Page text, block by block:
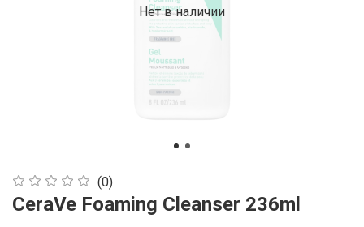
Нет в наличии
(0)
CeraVe Foaming Cleanser 236ml